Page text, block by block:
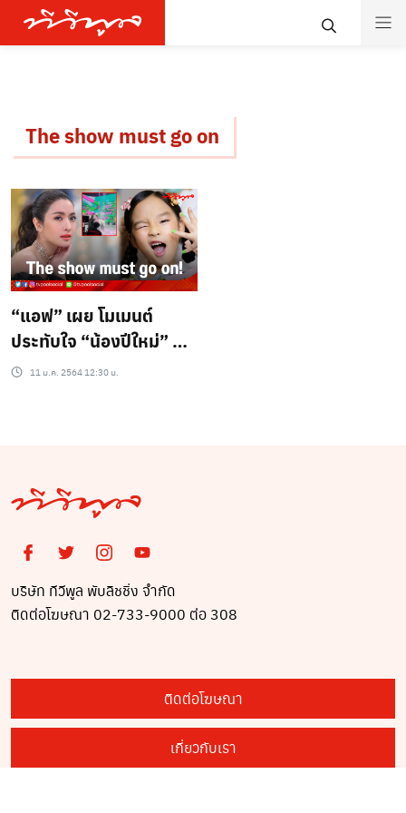
The show must go on
“แอฟ” เผย โมเมนต์
ประทับใจ “น้องปีใหม่” ถึง
ไม่ทันได้เตรียมตัว!!
11 ม.ค. 2564 12:30 น.
บริษัท ทีวีพูล พับลิชชิ่ง จำกัด
ติดต่อโฆษณา 02-733-9000 ต่อ 308
ติดต่อโฆษณา
เกี่ยวกับเรา